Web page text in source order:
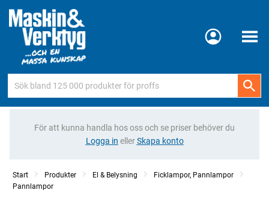
Meny
För att kunna handla hos oss och se priser behöver du
Logga in ellerSkapa konto
Start Produkter El & Belysning
Ficklampor, Pannlampor
Pannlampor